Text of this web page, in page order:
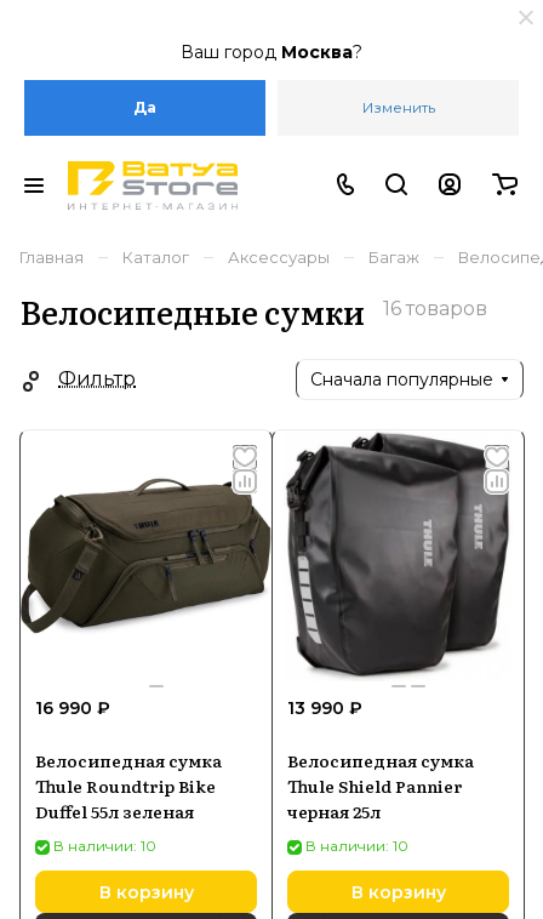
Ваш город Москва?
Да Изменить
Главная – Каталог – Аксессуары – Багаж –
Велосипедные сумки 16 товаров
Фильтр Сначала популярные
16 990 ₽
Велосипедная сумка
Thule Roundtrip Bike
Duffel 55л зеленая
В наличии: 10
В корзину
13 990 ₽
Велосипедная сумка
Thule Shield Pannier
черная 25л
В наличии: 10
В корзину